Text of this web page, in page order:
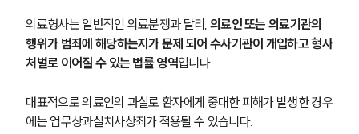
의료형사는 일반적인 의료분쟁과 달리, 의료인 또는 의료기관의
행위가 범죄에 해당하는지가 문제 되어 수사기관이 개입하고 형사
처벌로 이어질 수 있는 법률 영역입니다.
대표적으로 의료인의 과실로 환자에게 중대한 피해가 발생한 경우
에는 업무상과실치사상죄가 적용될 수 있습니다.